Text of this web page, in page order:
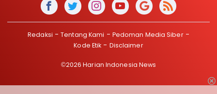
Redaksi Tentang Kami
Pedoman Media Siber
Kode Etik
Disclaimer
©2026 Harian Indonesia News